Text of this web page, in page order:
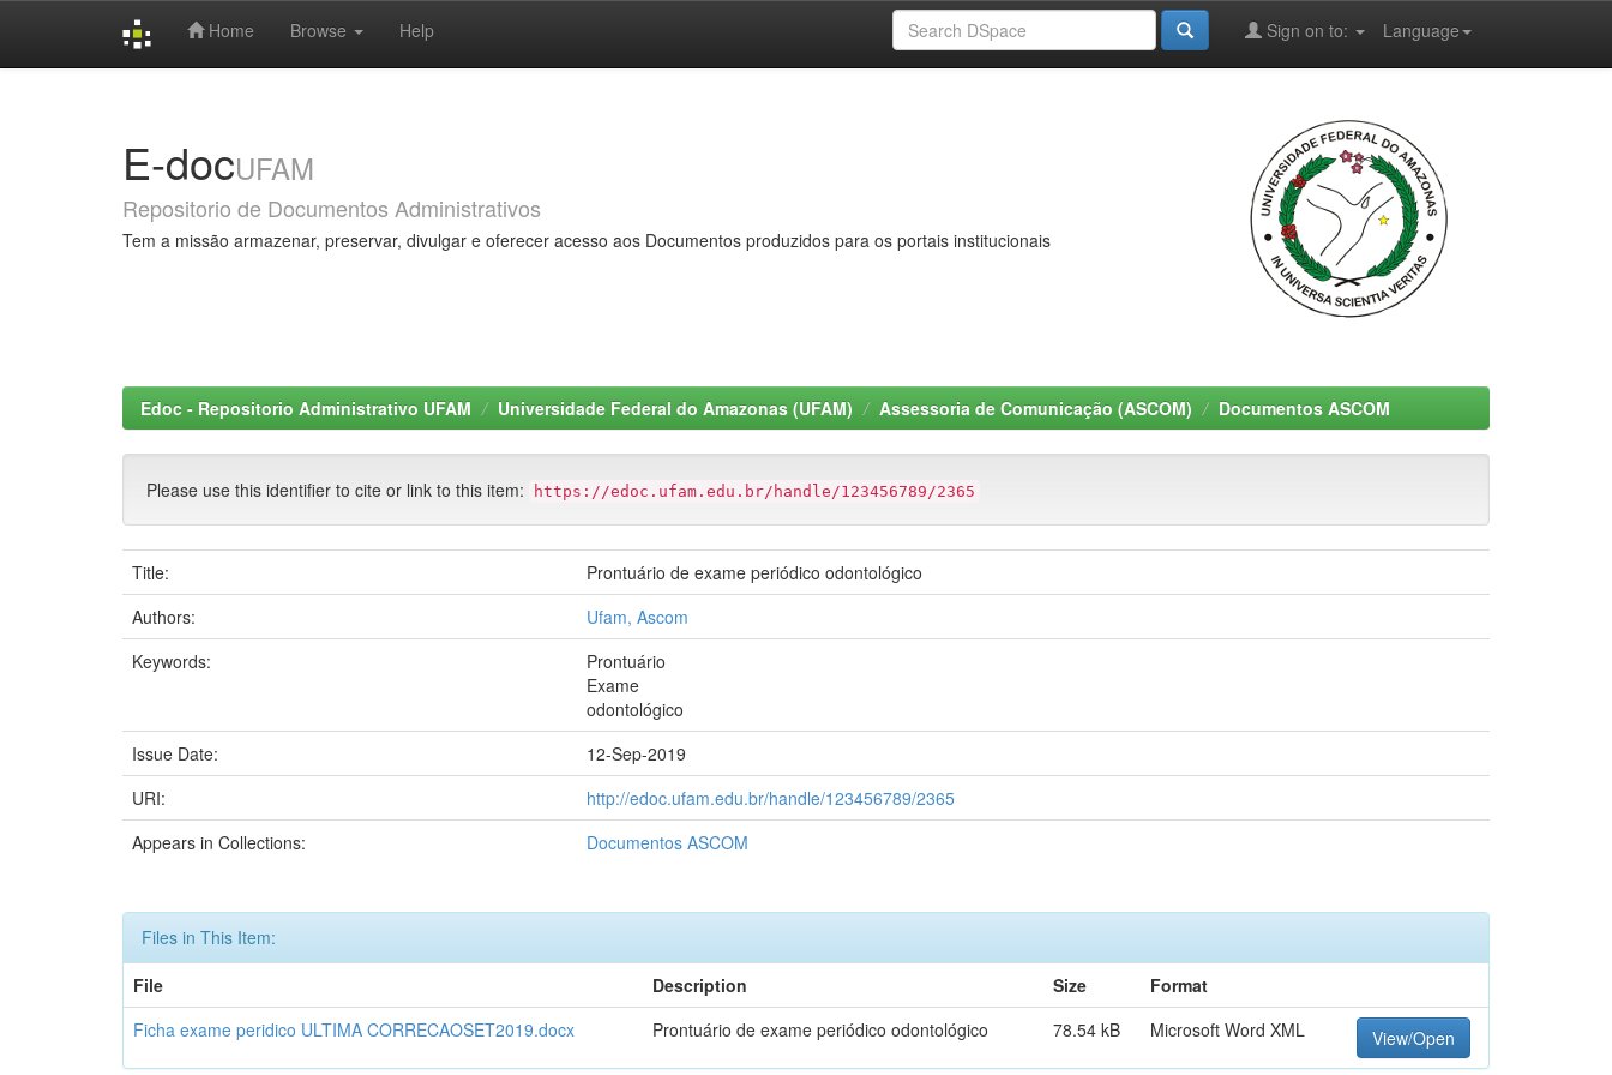
Home Browse Help Language
Sign on to:
E-docUFAM
Repositorio de Documentos Administrativos
Tem a missão armazenar, preservar, divulgar e oferecer acesso aos Documentos produzidos para os portais institucionais
Edoc - Repositorio Administrativo UFAM Universidade Federal do Amazonas (UFAM) Assessoria de Comunicação (ASCOM) Documentos ASCOM
Please use this identifier to cite or link to this item: https://edoc.ufam.edu.br/handle/123456789/2365
Title:
Prontuário de exame periódico odontológico
Authors:
Ufam, Ascom
Keywords:
Prontuário
Exame
odontológico
Issue Date:
12-Sep-2019
URI:
http://edoc.ufam.edu.br/handle/123456789/2365
Appears in Collections:
Documentos ASCOM
Files in This Item:
File
Description Size
Format
Ficha exame peridico ULTIMA CORRECAOSET2019.docx
Prontuário de exame periódico odontológico 78.54 kB Microsoft Word XML View/Open